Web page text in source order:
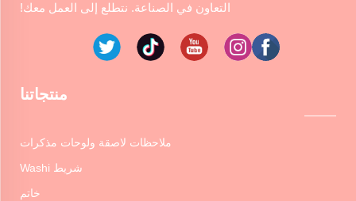
التعاون في الصناعة. نتطلع إلى العمل معك!
منتجاتنا
ملاحظات لاصقة ولوحات مذكرات
شريط Washi
خاتم